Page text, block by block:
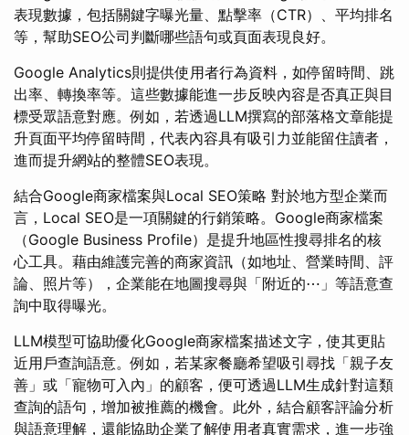
表現數據，包括關鍵字曝光量、點擊率（CTR）、平均排名
等，幫助SEO公司判斷哪些語句或頁面表現良好。
Google Analytics則提供使用者行為資料，如停留時間、跳
出率、轉換率等。這些數據能進一步反映內容是否真正與目
標受眾語意對應。例如，若透過LLM撰寫的部落格文章能提
升頁面平均停留時間，代表內容具有吸引力並能留住讀者，
進而提升網站的整體SEO表現。
結合Google商家檔案與Local SEO策略 對於地方型企業而
言，Local SEO是一項關鍵的行銷策略。Google商家檔案
（Google Business Profile）是提升地區性搜尋排名的核
心工具。藉由維護完善的商家資訊（如地址、營業時間、評
論、照片等），企業能在地圖搜尋與「附近的⋯」等語意查
詢中取得曝光。
LLM模型可協助優化Google商家檔案描述文字，使其更貼
近用戶查詢語意。例如，若某家餐廳希望吸引尋找「親子友
善」或「寵物可入內」的顧客，便可透過LLM生成針對這類
查詢的語句，增加被推薦的機會。此外，結合顧客評論分析
與語意理解，還能協助企業了解使用者真實需求，進一步強